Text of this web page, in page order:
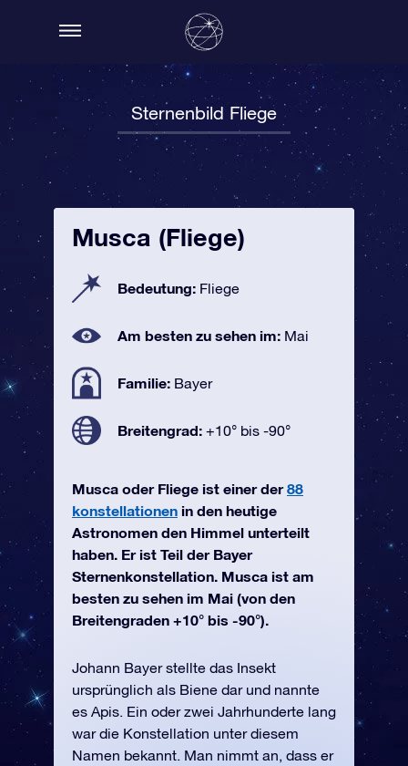
Sternenbild Fliege
Musca (Fliege)
Bedeutung: Fliege
Am besten zu sehen im: Mai
Familie: Bayer
Breitengrad: +10° bis -90°
Musca oder Fliege ist einer der88
konstellationen in den heutige
Astronomen den Himmel unterteilt
haben. Er ist Teil der Bayer
Sternenkonstellation. Musca ist am
besten zu sehen im Mai (von den
Breitengraden +10° bis -90°).
Johann Bayer stellte das Insekt
ursprünglich als Biene dar und nannte
es Apis. Ein oder zwei Jahrhunderte lang
war die Konstellation unter diesem
Namen bekannt. Man nimmt an, dass er